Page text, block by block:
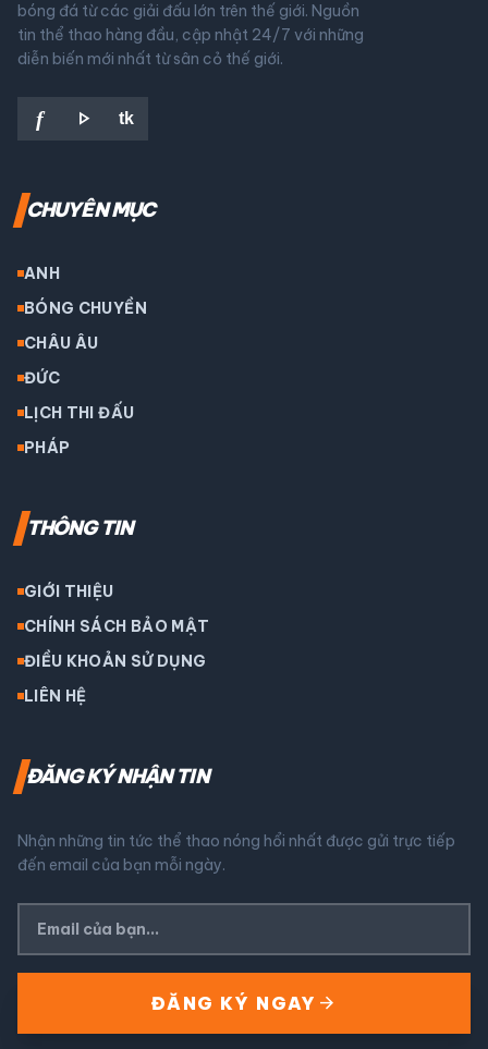
bóng đá từ các giải đấu lớn trên thế giới. Nguồn
tin thể thao hàng đầu, cập nhật 24/7 với những
diễn biến mới nhất từ sân cỏ thế giới.
f play_arrow tk
CHUYÊN MỤC
ANH
BÓNG CHUYỀN
CHÂU ÂU
ĐỨC
LỊCH THI ĐẤU
PHÁP
THÔNG TIN
GIỚI THIỆU
CHÍNH SÁCH BẢO MẬT
ĐIỀU KHOẢN SỬ DỤNG
LIÊN HỆ
ĐĂNG KÝ NHẬN TIN
Nhận những tin tức thể thao nóng hổi nhất được gửi trực tiếp
đến email của bạn mỗi ngày.
ĐĂNG KÝ NGAY arrow_forward